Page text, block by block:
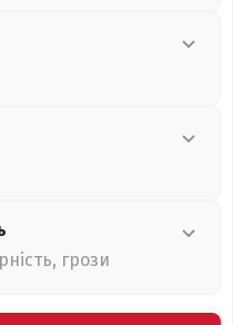
грози